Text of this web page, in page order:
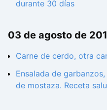
durante 30 días
03 de agosto de
Carne de cerdo, otra
Ensalada de
de mostaza. Receta